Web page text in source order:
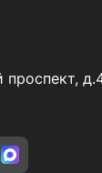
проспект,